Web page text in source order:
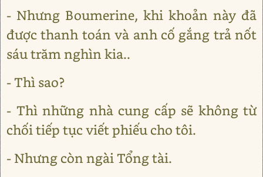
- Nhưng Boumerine, khi khoản này đã
được thanh toán và anh cố gắng trả nốt
sáu trăm nghìn kia..
- Thì sao?
- Thì những nhà cung cấp sẽ không từ
chối tiếp tục viết phiếu cho tôi.
- Nhưng còn ngài Tổng tài.